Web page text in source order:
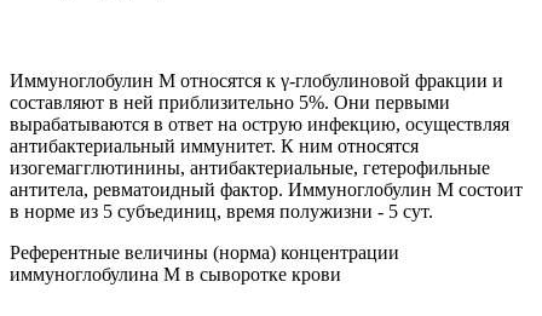
Иммуноглобулин М относятся к γ-глобулиновой фракции и
составляют в ней приблизительно 5%. Они первыми
вырабатываются в ответ на острую инфекцию, осуществляя
антибактериальный иммунитет. К ним относятся
изогемагглютинины, антибактериальные, гетерофильные
антитела, ревматоидный фактор. Иммуноглобулин М состоит
в норме из 5 субъединиц, время полужизни - 5 сут.
Референтные величины (норма) концентрации
иммуноглобулина М в сыворотке крови